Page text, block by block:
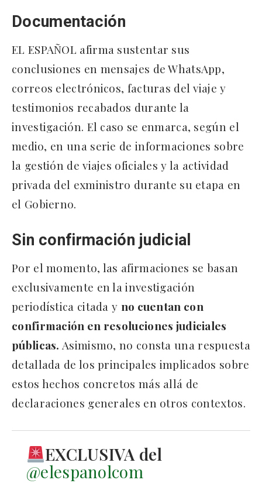
Documentación
EL ESPAÑOL afirma sustentar sus
conclusiones en mensajes de WhatsApp,
correos electrónicos, facturas del viaje y
testimonios recabados durante la
investigación. El caso se enmarca, según el
medio, en una serie de informaciones sobre
la gestión de viajes oficiales y la actividad
privada del exministro durante su etapa en
el Gobierno.
Sin confirmación judicial
Por el momento, las afirmaciones se basan
exclusivamente en la investigación
periodística citada y no cuentan con
confirmación en resoluciones judiciales
públicas. Asimismo, no consta una respuesta
detallada de los principales implicados sobre
estos hechos concretos más allá de
declaraciones generales en otros contextos.
EXCLUSIVA del
@elespanolcom